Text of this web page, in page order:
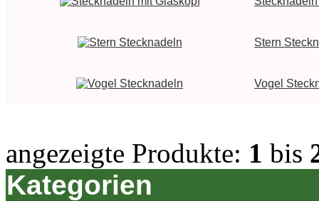
Stern
Vogel
angezeigte Produkte: 1 bis
Kategorien